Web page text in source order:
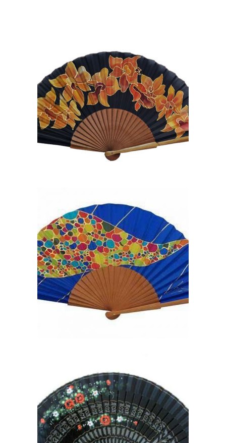
ABANICO DE SEDA CON
FLORES MOSTAZA
PINTADAS A MANO
105,00€
ABANICO DE SEDA PINTADO
A MANO DE MADERA DE
PERAL PULIDO
85,90
ABANICOS ARTESANOS
PINTADOS A MANO PARA
INVITADA DE BODA